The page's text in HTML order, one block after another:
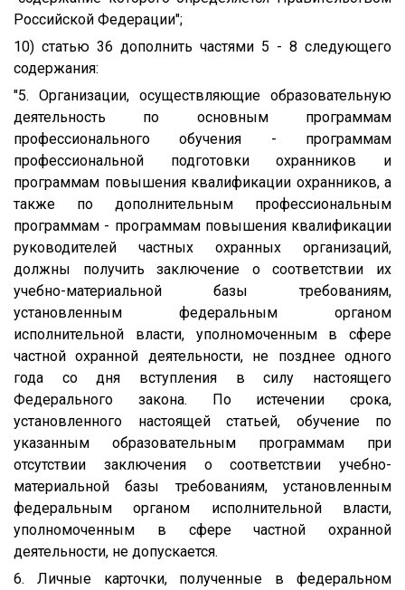
Российской Федерации";
10) статью 36 дополнить частями 5 - 8 следующего
содержания:
"5. Организации, осуществляющие образовательную
деятельность по основным программам
профессионального обучения - программам
профессиональной подготовки охранников и
программам повышения квалификации охранников, а
также по дополнительным профессиональным
программам - программам повышения квалификации
руководителей частных охранных организаций,
должны получить заключение о соответствии их
учебно-материальной базы требованиям,
установленным федеральным органом
исполнительной власти, уполномоченным в сфере
частной охранной деятельности, не позднее одного
года со дня вступления в силу настоящего
Федерального закона. По истечении срока,
установленного настоящей статьей, обучение по
указанным образовательным программам при
отсутствии заключения о соответствии учебно-
материальной базы требованиям, установленным
федеральным органом исполнительной власти,
уполномоченным в сфере частной охранной
деятельности, не допускается.
6. Личные карточки, полученные в федеральном